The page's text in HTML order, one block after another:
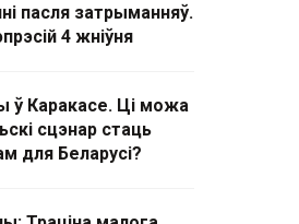
пасля затрыманняў.
4 жніўня
ў Каракасе. Ці можа
сцэнар стаць
для Беларусі?